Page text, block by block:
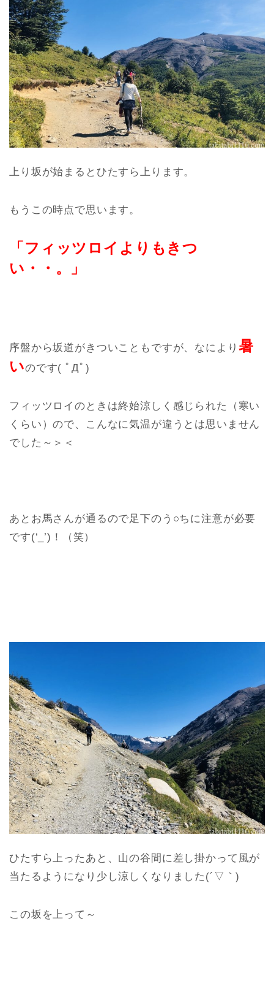
上り坂が始まるとひたすら上ります。
もうこの時点で思います。
「フィッツロイよりもきつ
い・・。
」
序盤から坂道がきついこともですが、なにより 暑
いのです( ﾟДﾟ)
フィッツロイのときは終始涼しく感じられた（寒い
くらい）ので、こんなに気温が違うとは思いません
でした～＞＜
あとお馬さんが通るので足下のう○ちに注意が必要
です(‘_’)！（笑）
ひたすら上ったあと、山の谷間に差し掛かって風が
当たるようになり少し涼しくなりました(´▽｀)
この坂を上って～